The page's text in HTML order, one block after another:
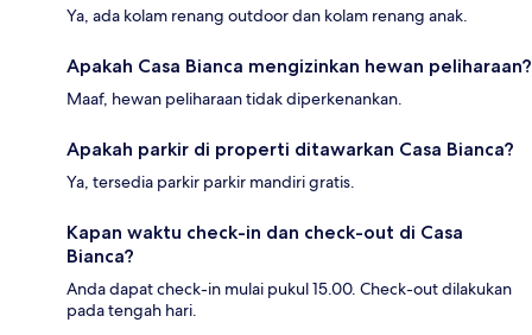
Ya, ada kolam renang outdoor dan kolam renang anak.
Apakah Casa Bianca mengizinkan hewan peliharaan?
Maaf, hewan peliharaan tidak diperkenankan.
Apakah parkir di properti ditawarkan Casa Bianca?
Ya, tersedia parkir parkir mandiri gratis.
Kapan waktu check-in dan check-out di Casa
Bianca?
Anda dapat check-in mulai pukul 15.00. Check-out dilakukan
pada tengah hari.